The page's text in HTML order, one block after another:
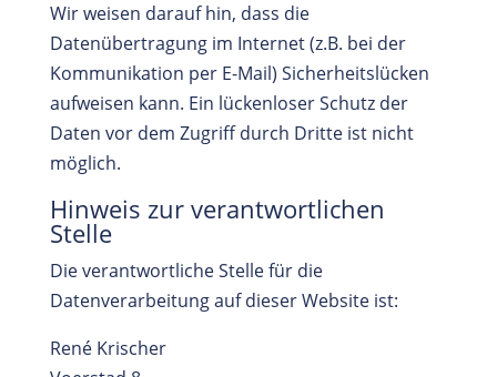
Wir weisen darauf hin, dass die
Datenübertragung im Internet (z.B. bei der
Kommunikation per E-Mail) Sicherheitslücken
aufweisen kann. Ein lückenloser Schutz der
Daten vor dem Zugriff durch Dritte ist nicht
möglich.
Hinweis zur verantwortlichen
Stelle
Die verantwortliche Stelle für die
Datenverarbeitung auf dieser Website ist:
René Krischer